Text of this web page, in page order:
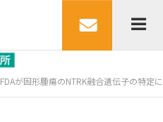
FDAが固形腫瘍のNTRK融合遺伝子の特